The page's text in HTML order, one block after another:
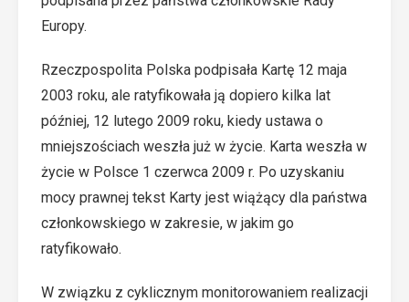
Europy.
Rzeczpospolita Polska podpisała Kartę 12 maja
2003 roku, ale ratyfikowała ją dopiero kilka lat
później, 12 lutego 2009 roku, kiedy ustawa o
mniejszościach weszła już w życie. Karta weszła w
życie w Polsce 1 czerwca 2009 r. Po uzyskaniu
mocy prawnej tekst Karty jest wiążący dla państwa
członkowskiego w zakresie, w jakim go
ratyfikowało.
W związku z cyklicznym monitorowaniem realizacji